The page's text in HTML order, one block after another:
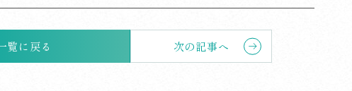
覧に戻る 次の記事へ